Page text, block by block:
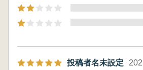
投稿者名未設定